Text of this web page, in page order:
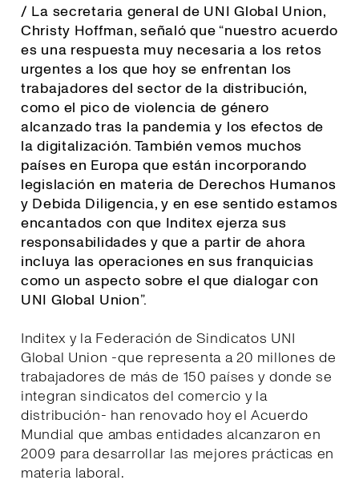
/ La secretaria general de UNI Global Union,
Christy Hoffman, señaló que “nuestro acuerdo
es una respuesta muy necesaria a los retos
urgentes a los que hoy se enfrentan los
trabajadores del sector de la distribución,
como el pico de violencia de género
alcanzado tras la pandemia y los efectos de
la digitalización. También vemos muchos
países en Europa que están incorporando
legislación en materia de Derechos Humanos
y Debida Diligencia, y en ese sentido estamos
encantados con que Inditex ejerza sus
responsabilidades y que a partir de ahora
incluya las operaciones en sus franquicias
como un aspecto sobre el que dialogar con
UNI Global Union”.
Inditex y la Federación de Sindicatos UNI
Global Union -que representa a 20 millones de
trabajadores de más de 150 países y donde se
integran sindicatos del comercio y la
distribución- han renovado hoy el Acuerdo
Mundial que ambas entidades alcanzaron en
2009 para desarrollar las mejores prácticas en
materia laboral.